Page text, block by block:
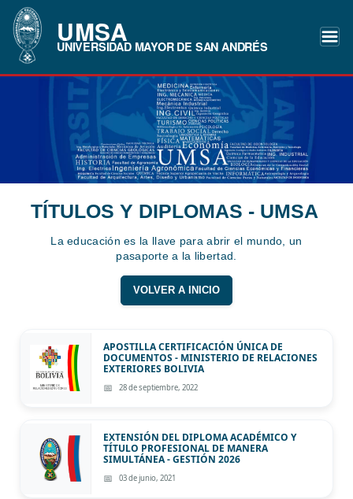
UMSA
UNIVERSIDAD MAYOR DE SAN ANDRÉS
TÍTULOS Y DIPLOMAS - UMSA
La educación es la llave para abrir el mundo, un
pasaporte a la libertad.
VOLVER A INICIO
APOSTILLA CERTIFICACIÓN ÚNICA DE
DOCUMENTOS - MINISTERIO DE RELACIONES
EXTERIORES BOLIVIA
28 de septiembre, 2022
EXTENSIÓN DEL DIPLOMA ACADÉMICO Y
TÍTULO PROFESIONAL DE MANERA
SIMULTÁNEA - GESTIÓN 2026
03 de junio, 2021